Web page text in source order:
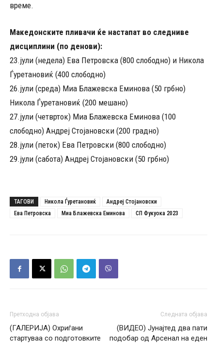
време.
Македонските пливачи ќе настапат во следниве
дисциплини (по денови):
23.јули (недела) Ева Петровска (800 слободно) и Никола
Ѓуретановиќ (400 слободно)
26.јули (среда) Миа Блажевска Еминова (50 грбно)
Никола Ѓуретановиќ (200 мешано)
27.јули (четврток) Миа Блажевска Еминова (100
слободно) Андреј Стојановски (200 градно)
28.јули (петок) Ева Петровски (800 слободно)
29.јули (сабота) Андреј Стојановски (50 грбно)
ТАГОВИ Никола Ѓуретановиќ
Андреј Стојановски
Ева Петровска
Миа Блажевска Еминова СП Фукуока 2023
Претходна објава
(ГАЛЕРИЈА) Охриѓани
стартуваа со подготовките
Следната објава
(ВИДЕО) Јунајтед два пати
подобар од Арсенал на еден